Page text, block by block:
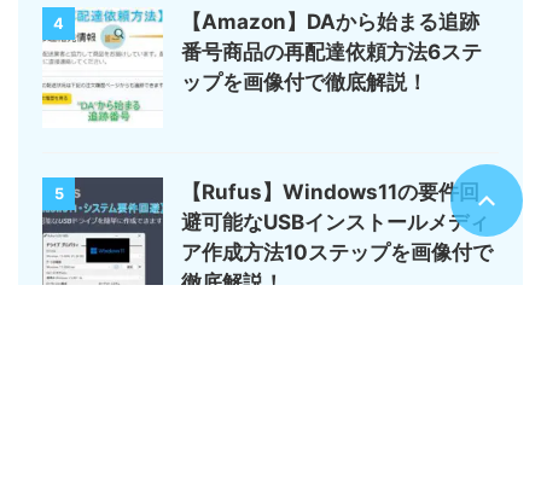
4
【Amazon】DAから始まる追跡
番号商品の再配達依頼方法6ステ
ップを画像付で徹底解説！
5
【Rufus】Windows11の要件回
避可能なUSBインストールメディ
ア作成方法10ステップを画像付で
徹底解説！